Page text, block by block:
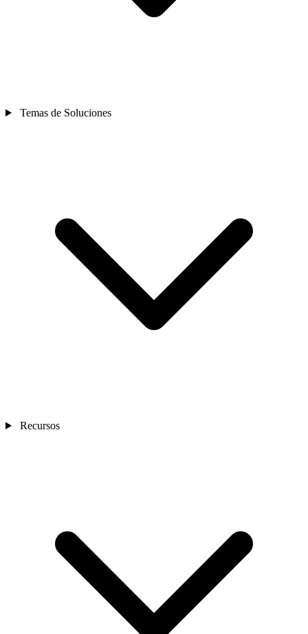
Temas de Soluciones
Recursos